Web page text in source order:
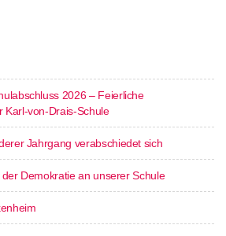
2026 – Feierliche
Karl-von-Drais-Schule
Jahrgang verabschiedet sich
Demokratie an unserer Schule